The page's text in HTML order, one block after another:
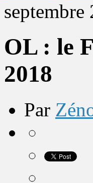
septembre
OL : le
2018
Par